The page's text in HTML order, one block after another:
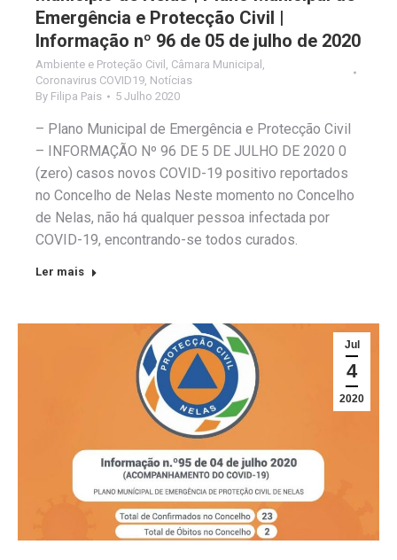
Emergência e Protecção Civil |
Informação nº 96 de 05 de julho de 2020
Ambiente e Proteção Civil , Câmara Municipal ,
Coronavirus COVID19, Notícias
By Filipa Pais 5 Julho 2020
– Plano Municipal de Emergência e Protecção Civil
– INFORMAÇÃO Nº 96 DE 5 DE JULHO DE 2020 0
(zero) casos novos COVID-19 positivo reportados
no Concelho de Nelas Neste momento no Concelho
de Nelas, não há qualquer pessoa infectada por
COVID-19, encontrando-se todos curados.
Ler mais
Jul
4
2020